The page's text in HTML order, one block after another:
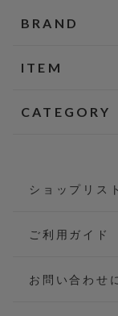
BRAND
ITEM
CATEGORY
ショップリスト
ご利用ガイド
お問い合わせ